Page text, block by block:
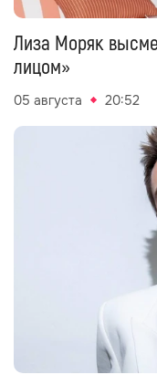
Лиза Моряк
лицом»
05 августа 20:52